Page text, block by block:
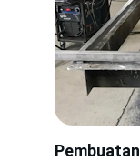
Pembuatan